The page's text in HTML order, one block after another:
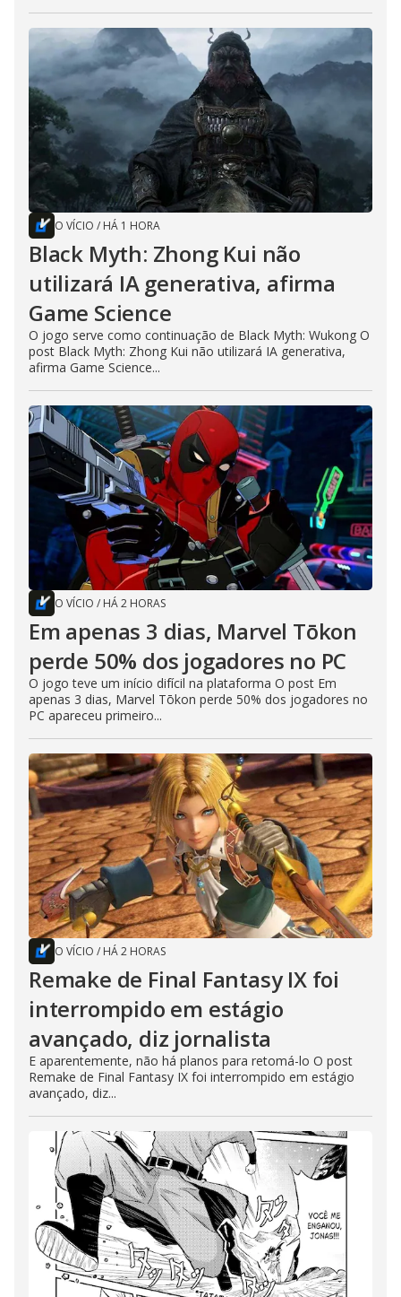
O VÍCIO / HÁ 1 HORA
Black Myth: Zhong Kui não
utilizará IA generativa, afirma
Game Science
O jogo serve como continuação de Black Myth: Wukong O
post Black Myth: Zhong Kui não utilizará IA generativa,
afirma Game Science...
O VÍCIO / HÁ 2 HORAS
Em apenas 3 dias, Marvel Tōkon
perde 50% dos jogadores no PC
O jogo teve um início difícil na plataforma O post Em
apenas 3 dias, Marvel Tōkon perde 50% dos jogadores no
PC apareceu primeiro...
O VÍCIO / HÁ 2 HORAS
Remake de Final Fantasy IX foi
interrompido em estágio
avançado, diz jornalista
E aparentemente, não há planos para retomá-lo O post
Remake de Final Fantasy IX foi interrompido em estágio
avançado, diz...